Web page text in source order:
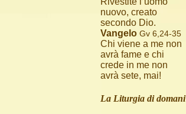
nuovo, creato
secondo Dio.
Vangelo Gv 6,24-35
Chi viene a me non
avrà fame e chi
crede in me non
avrà sete, mai!
La Liturgia di domani